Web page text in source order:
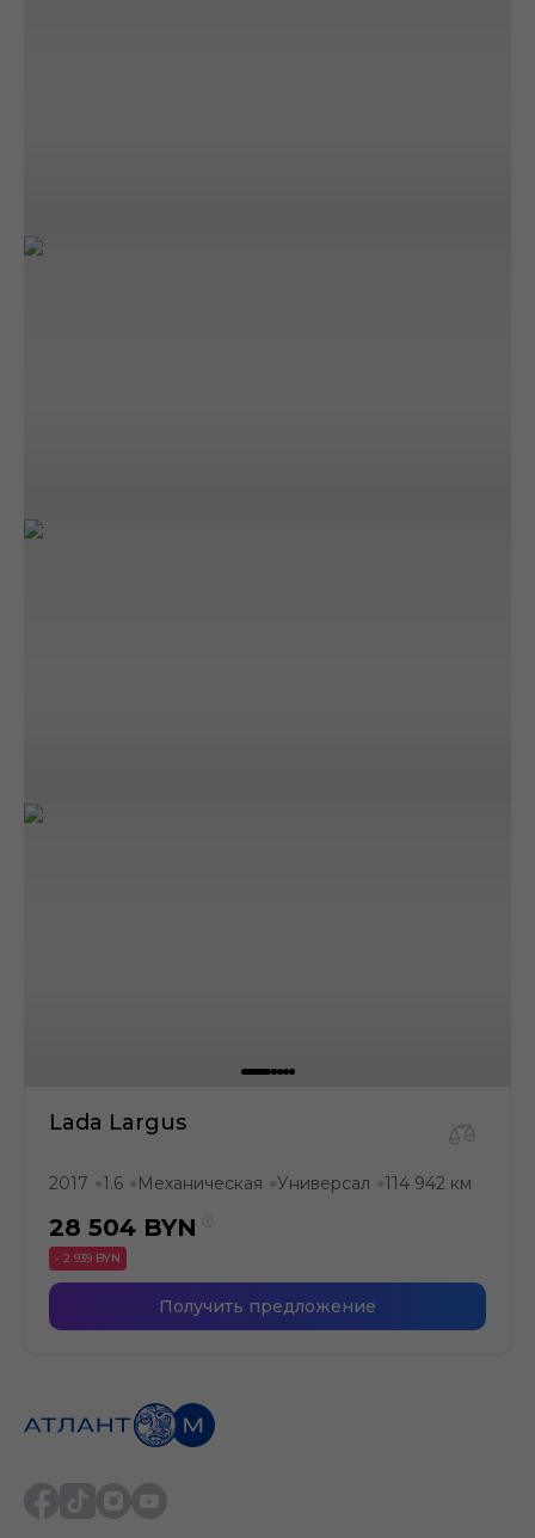
Lada Largus
2017 ●1.6 ● Механическая ●Универсал ●114 942 км
28 504 BYN
- 2 939 BYN
Получить предложение